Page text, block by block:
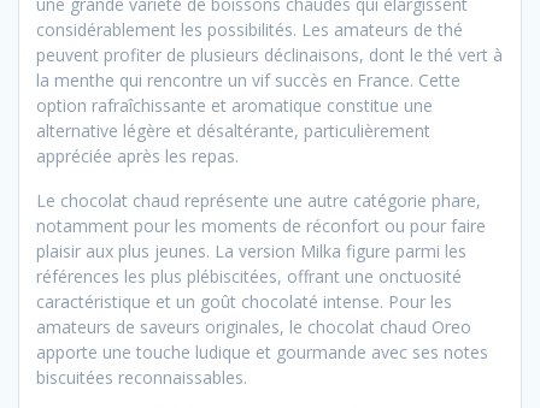
considérablement les possibilités. Les amateurs de thé
peuvent profiter de plusieurs déclinaisons, dont le thé vert à
la menthe qui rencontre un vif succès en France. Cette
option rafraîchissante et aromatique constitue une
alternative légère et désaltérante, particulièrement
appréciée après les repas.
Le chocolat chaud représente une autre catégorie phare,
notamment pour les moments de réconfort ou pour faire
plaisir aux plus jeunes. La version Milka figure parmi les
références les plus plébiscitées, offrant une onctuosité
caractéristique et un goût chocolaté intense. Pour les
amateurs de saveurs originales, le chocolat chaud Oreo
apporte une touche ludique et gourmande avec ses notes
biscuitées reconnaissables.